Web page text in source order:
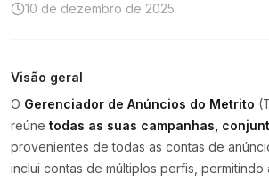
10 de dezembro de 2025
Visão geral
O Gerenciador de Anúncios do Metrito
reúne todas as suas campanhas,
provenientes de todas as contas de
inclui contas de múltiplos perfis, permitindo